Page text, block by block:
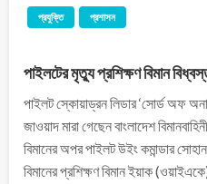
প্রযুক্তি প্রশাসন
পাইলটের মৃত্যু প্রশিক্ষণ বিমান
পাইলট স্কোয়াড্রন লিডার ‘সোর্ড অফ
জাওয়াদ মারা গেছেন বাংলাদেশ
বিমানের অপর পাইলট উইং কমান্ডার
বিমানের প্রশিক্ষণ বিমান ইয়াক